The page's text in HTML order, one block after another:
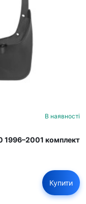
В наявності
1996–2001 комплект
Купити